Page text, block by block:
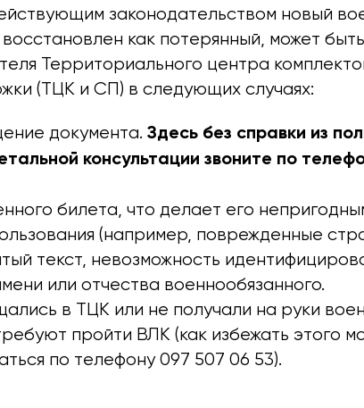
законодательством новый
как потерянный, может
Территориального центра
(ТЦК и СП) в следующих случаях:
документа. Здесь без справки из
консультации звоните по
билета, что делает его
(например, поврежденные
текст, невозможность
или отчества военнообязанного.
в ТЦК или не получали на руки
пройти ВЛК (как избежать этого
по телефону 097 507 06 53).